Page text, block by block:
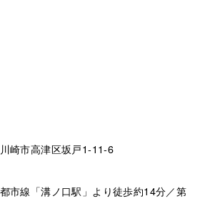
川崎市高津区坂戸1-11-6
市線「溝ノ口駅」より徒歩約14分／第